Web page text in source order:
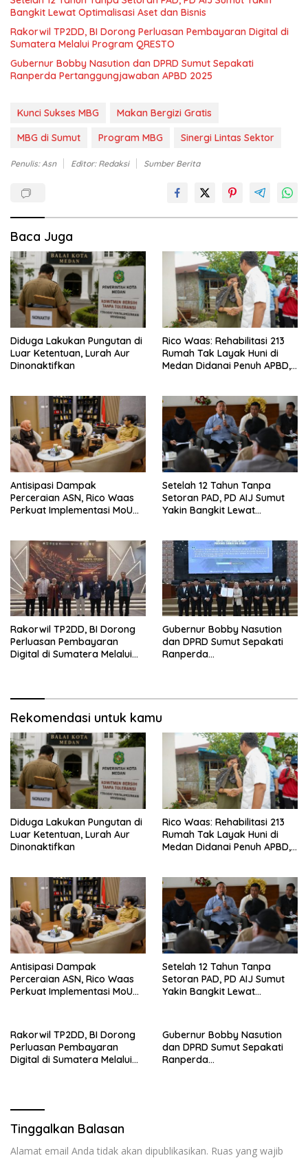
Bangkit Lewat Optimalisasi Aset dan Bisnis
Rakorwil TP2DD, BI Dorong Perluasan Pembayaran Digital di
Sumatera Melalui Program QRESTO
Gubernur Bobby Nasution dan DPRD Sumut Sepakati
Ranperda Pertanggungjawaban APBD 2025
Kunci Sukses MBG
Makan Bergizi Gratis
MBG di Sumut
Program MBG Sinergi Lintas Sektor
Penulis: Asn Editor: Redaksi Sumber Berita
Baca Juga
Diduga Lakukan Pungutan di
Luar Ketentuan, Lurah Aur
Dinonaktifkan
Rico Waas: Rehabilitasi 213
Rumah Tak Layak Huni di
Medan Didanai Penuh APBD,
Antisipasi Dampak
Perceraian ASN, Rico Waas
Perkuat Implementasi MoU
Setelah 12 Tahun Tanpa
Setoran PAD, PD AIJ Sumut
Yakin Bangkit Lewat
Rakorwil TP2DD, BI Dorong
Perluasan Pembayaran
Digital di Sumatera Melalui
Gubernur Bobby Nasution
dan DPRD Sumut Sepakati
Ranperda
Rekomendasi untuk kamu
Diduga Lakukan Pungutan di
Luar Ketentuan, Lurah Aur
Dinonaktifkan
Rico Waas: Rehabilitasi 213
Rumah Tak Layak Huni di
Medan Didanai Penuh APBD,
Antisipasi Dampak
Perceraian ASN, Rico Waas
Perkuat Implementasi MoU
Setelah 12 Tahun Tanpa
Setoran PAD, PD AIJ Sumut
Yakin Bangkit Lewat
Rakorwil TP2DD, BI Dorong
Perluasan Pembayaran
Digital di Sumatera Melalui
Gubernur Bobby Nasution
dan DPRD Sumut Sepakati
Ranperda
Tinggalkan Balasan
Alamat email Anda tidak akan dipublikasikan. Ruas yang wajib